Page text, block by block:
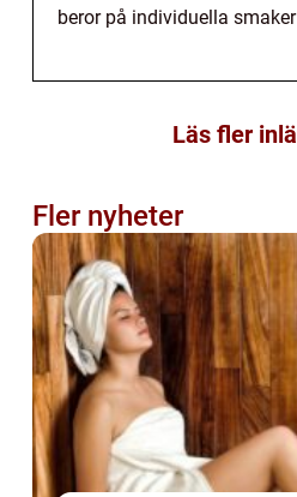
beror på individuella
Läs fler
Fler nyheter